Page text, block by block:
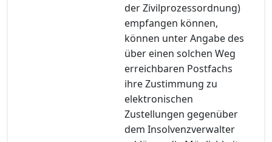
der Zivilprozessordnung)
empfangen können,
können unter Angabe des
über einen solchen Weg
erreichbaren Postfachs
ihre Zustimmung zu
elektronischen
Zustellungen gegenüber
dem Insolvenzverwalter